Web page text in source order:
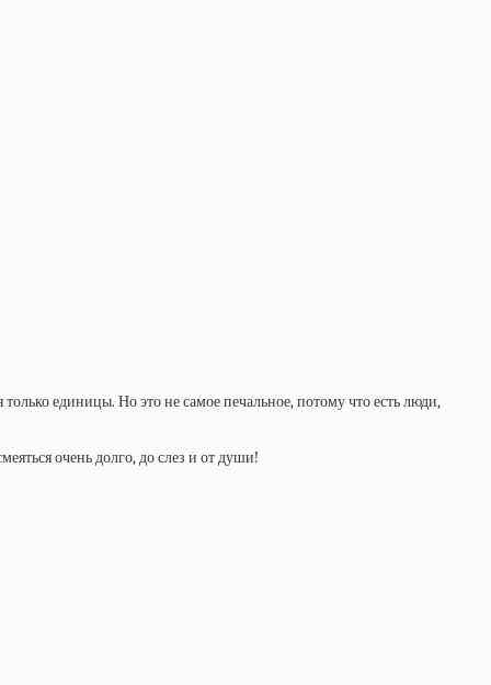
единицы. Но это не самое печальное, потому что есть люди,
очень долго, до слез и от души!